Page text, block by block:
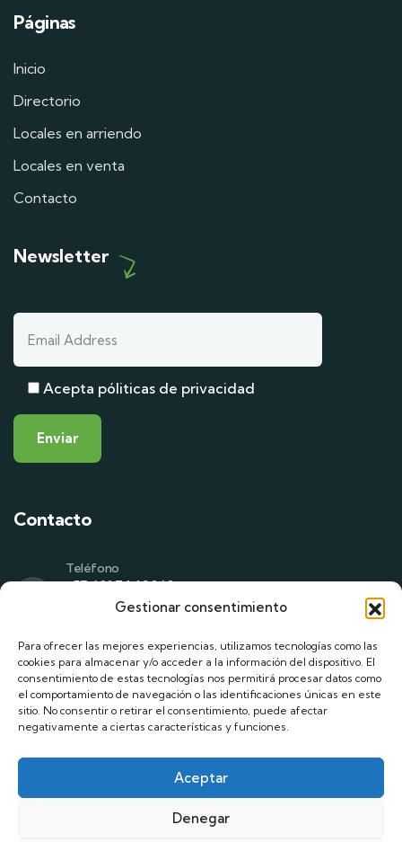
Gestionar consentimiento
Para ofrecer las mejores experiencias, utilizamos tecnologías como las
cookies para almacenar y/o acceder a la información del dispositivo. El
consentimiento de estas tecnologías nos permitirá procesar datos como
el comportamiento de navegación o las identificaciones únicas en este
sitio. No consentir o retirar el consentimiento, puede afectar
negativamente a ciertas características y funciones.
Aceptar
Denegar
Páginas
Inicio
Directorio
Locales en arriendo
Locales en venta
Contacto
Newsletter
Acepta póliticas de privacidad
Contacto
Teléfono
+57 601 7442069
+57 305 714 1513
Correo
asistenteadministrativo@codabas.com
asistentedegerencia@codabas.com
Dirección